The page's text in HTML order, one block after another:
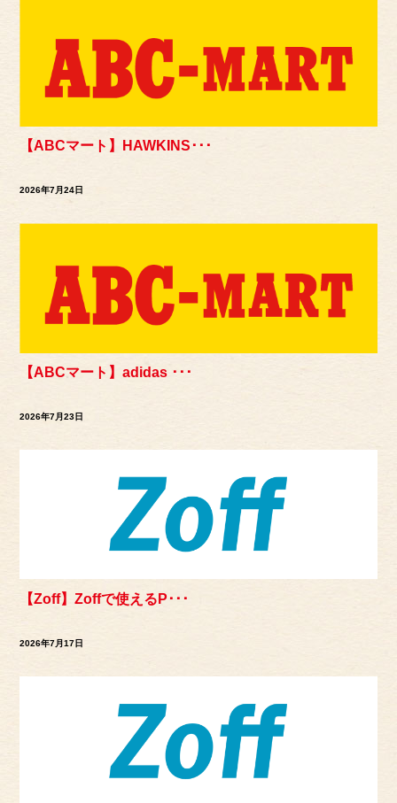
【ABCマート】HAWKINS･･･
2026年7月24日
【ABCマート】adidas ･･･
2026年7月23日
【Zoff】Zoffで使えるP･･･
2026年7月17日